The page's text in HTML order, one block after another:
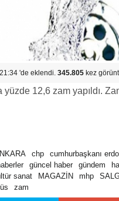
'de eklendi. 345.805 kez
yüzde 12,6 zam yapıldı.
chp cumhurbaşkanı
güncel haber gündem
sanat MAGAZİN mhp
zam